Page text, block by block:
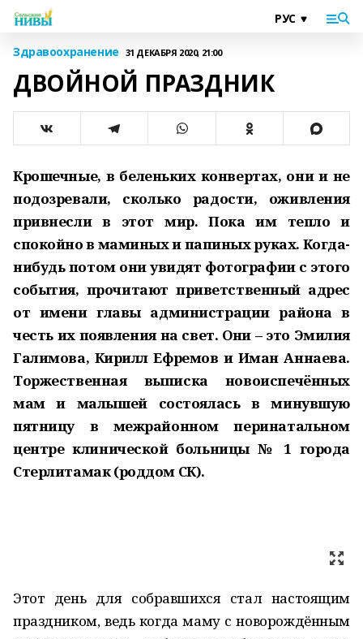
Здравоохранение 31 ДЕКАБРЯ 2020, 21:00
ДВОЙНОЙ ПРАЗДНИК
Крошечные, в беленьких конвертах, они и не
подозревали, сколько радости, оживления
привнесли в этот мир. Пока им тепло и
спокойно в маминых и папиных руках. Когда-
нибудь потом они увидят фотографии с этого
события, прочитают приветственный адрес
от имени главы администрации района в
честь их появления на свет. Они – это Эмилия
Галимова, Кирилл Ефремов и Иман Аннаева.
Торжественная выписка новоиспечённых
мам и малышей состоялась в минувшую
пятницу в межрайонном перинатальном
центре клинической больницы № 1 города
Стерлитамак (роддом СК).
Этот день для собравшихся стал настоящим
праздником, ведь когда маму с новорождённым